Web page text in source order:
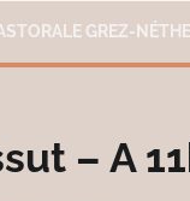
GREZ-
– A